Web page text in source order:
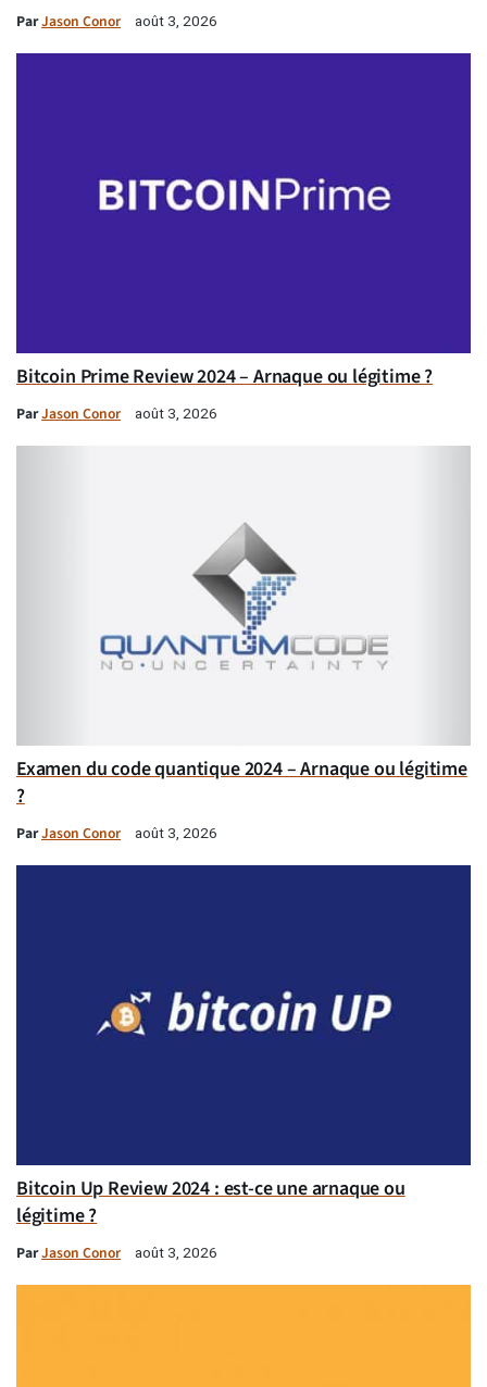
ParJason Conor août 3, 2026
Bitcoin Prime Review 2024 – Arnaque ou légitime ?
ParJason Conor août 3, 2026
Examen du code quantique 2024 – Arnaque ou légitime
?
ParJason Conor août 3, 2026
Bitcoin Up Review 2024 : est-ce une arnaque ou
légitime ?
ParJason Conor août 3, 2026